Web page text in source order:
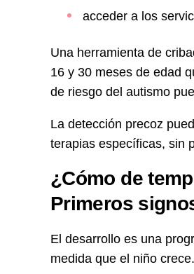
acceder a los
Una herramienta de
16 y 30 meses de edad
de riesgo del autismo
La detección precoz
terapias específicas, sin
¿Cómo de
Primeros
El desarrollo es una
medida que el niño crece.